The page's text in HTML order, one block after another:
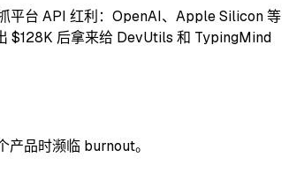
平台 API 红利：OpenAI、Apple Silicon 等
$128K 后拿来给 DevUtils 和 TypingMind
品时濒临 burnout。